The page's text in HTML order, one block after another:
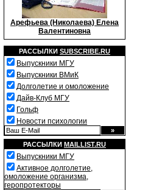
Арефьева (Николаева) Елена
Валентиновна
РАССЫЛКИ SUBSCRIBE.RU
Выпускники МГУ
Выпускники ВМиК
Долголетие и омоложение
Дайв-Клуб МГУ
Гольф
Новости психологии
РАССЫЛКИ MAILLIST.RU
Выпускники МГУ
Активное долголетие,
омоложение организма,
геропротекторы